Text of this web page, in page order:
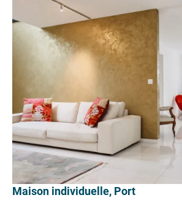
Maison individuelle, Port